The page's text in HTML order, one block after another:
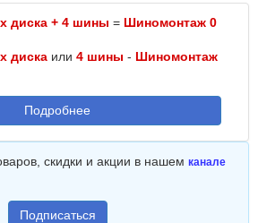
диска + 4 шины = Шиномонтаж 0
диска или 4 шины - Шиномонтаж
Подробнее
скидки и акции в нашем канале
Подписаться